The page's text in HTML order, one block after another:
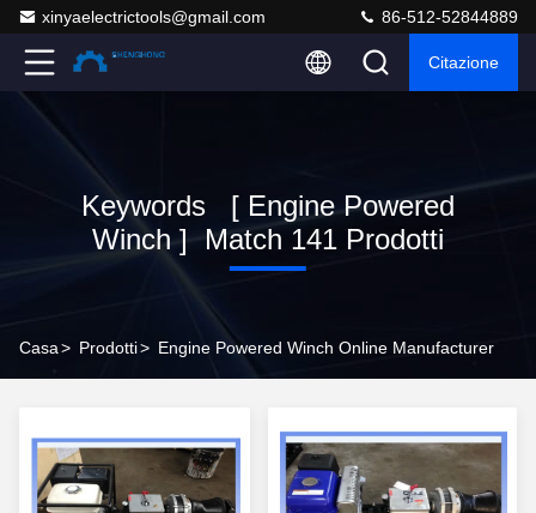
xinyaelectrictools@gmail.com 86-512-52844889
Citazione
Keywords [ Engine Powered
Winch ] Match 141 Prodotti
Casa> Prodotti> Engine Powered Winch Online Manufacturer